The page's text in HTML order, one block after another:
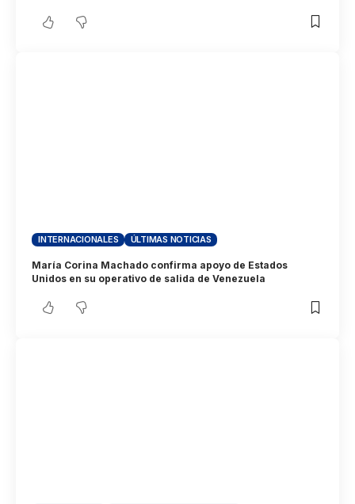
INTERNACIONALES ÚLTIMAS NOTICIAS
María Corina Machado confirma apoyo de Estados
Unidos en su operativo de salida de Venezuela